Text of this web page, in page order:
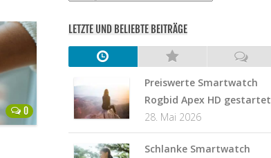
0
LETZTE UND BELIEBTE BEITRÄGE
Preiswerte Smartwatch
Rogbid Apex HD gestartet
28. Mai 2026
Schlanke Smartwatch